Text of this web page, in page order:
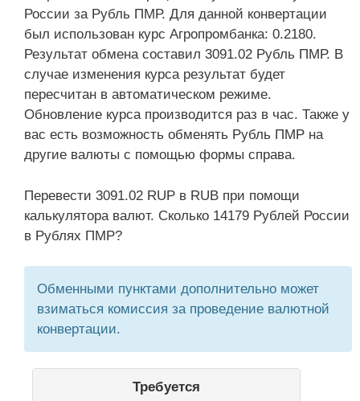
России за Рубль ПМР. Для данной конвертации
был использован курс Агропромбанка: 0.2180.
Результат обмена составил 3091.02 Рубль ПМР. В
случае изменения курса результат будет
пересчитан в автоматическом режиме.
Обновление курса производится раз в час. Также у
вас есть возможность обменять Рубль ПМР на
другие валюты с помощью формы справа.
Перевести 3091.02 RUP в RUB при помощи
калькулятора валют. Сколько 14179 Рублей России
в Рублях ПМР?
Обменными пунктами дополнительно может
взиматься комиссия за проведение валютной
конвертации.
Требуется